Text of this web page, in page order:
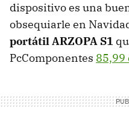
dispositivo es una
obsequiarle en
portátil ARZOPA S1
PcComponentes 85,99